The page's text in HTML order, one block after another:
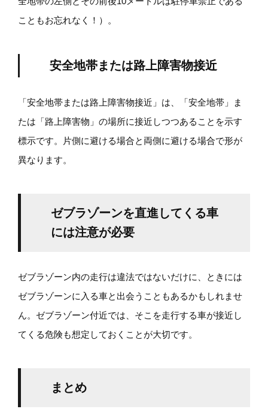
こともお忘れなく！）。
安全地帯または路上障害物接近
「安全地帯または路上障害物接近」は、「安全地帯」ま
たは「路上障害物」の場所に接近しつつあることを示す
標示です。片側に避ける場合と両側に避ける場合で形が
異なります。
ゼブラゾーンを直進してくる車
には注意が必要
ゼブラゾーン内の走行は違法ではないだけに、ときには
ゼブラゾーンに入る車と出会うこともあるかもしれませ
ん。ゼブラゾーン付近では、そこを走行する車が接近し
てくる危険も想定しておくことが大切です。
まとめ